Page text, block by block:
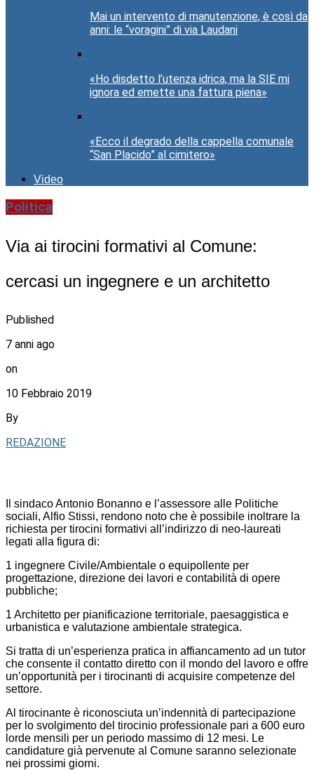
Mai un intervento di manutenzione, è così da
anni: le “voragini” di via Laudani
«Ho disdetto l’utenza idrica, ma la SIE mi
ignora ed emette una fattura piena»
«Ecco il degrado della cappella comunale
“San Placido” al cimitero»
Video
Politica
Via ai tirocini formativi al Comune:
cercasi un ingegnere e un architetto
Published
7 anni ago
on
10 Febbraio 2019
By
REDAZIONE
Il sindaco Antonio Bonanno e l’assessore alle Politiche
sociali, Alfio Stissi, rendono noto che è possibile inoltrare la
richiesta per tirocini formativi all’indirizzo di neo-laureati
legati alla figura di:
1 ingegnere Civile/Ambientale o equipollente per
progettazione, direzione dei lavori e contabilità di opere
pubbliche;
1 Architetto per pianificazione territoriale, paesaggistica e
urbanistica e valutazione ambientale strategica.
Si tratta di un’esperienza pratica in affiancamento ad un tutor
che consente il contatto diretto con il mondo del lavoro e offre
un’opportunità per i tirocinanti di acquisire competenze del
settore.
Al tirocinante è riconosciuta un’indennità di partecipazione
per lo svolgimento del tirocinio professionale pari a 600 euro
lorde mensili per un periodo massimo di 12 mesi. Le
candidature già pervenute al Comune saranno selezionate
nei prossimi giorni.